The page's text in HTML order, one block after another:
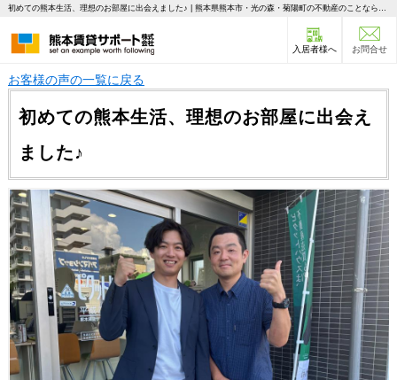
初めての熊本生活、理想のお部屋に出会えました♪ | 熊本県熊本市・光の森・菊陽町の不動産のことならピタットハウス 熊本賃貸サポート
入居者様へ お問合せ
お客様の声の一覧に戻る
初めての熊本生活、理想のお部屋に出会え
ました♪